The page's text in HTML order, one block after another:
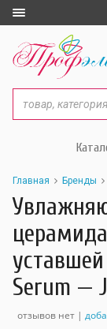
Главная Бренды
Serum —
отзывов нет |